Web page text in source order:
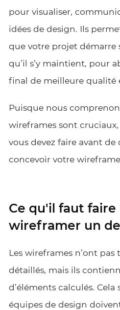
pour visualiser,
idées de design. Ils
que votre projet démarre
qu’il s’y maintient, pour
final de meilleure qualité
Puisque nous
wireframes sont
vous devez faire avant de
concevoir votre
Ce qu'il faut faire
wireframer un
Les wireframes n’ont
détaillés, mais ils
d’éléments calculés.
équipes de design